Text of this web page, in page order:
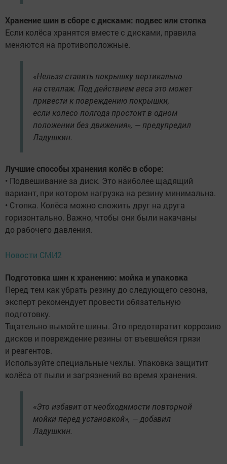
Хранение шин в сборе с дисками: подвес или стопка
Если колёса хранятся вместе с дисками, правила
меняются на противоположные.
«Нельзя ставить покрышку вертикально
на стеллаж. Под действием веса это может
привести к повреждению покрышки,
если колесо полгода простоит в одном
положении без движения», — предупредил
Ладушкин.
Лучшие способы хранения колёс в сборе:
• Подвешивание за диск. Это наиболее щадящий
вариант, при котором нагрузка на резину минимальна.
• Стопка. Колёса можно сложить друг на друга
горизонтально. Важно, чтобы они были накачаны
до рабочего давления.
Новости СМИ2
Подготовка шин к хранению: мойка и упаковка
Перед тем как убрать резину до следующего сезона,
эксперт рекомендует провести обязательную
подготовку.
Тщательно вымойте шины. Это предотвратит коррозию
дисков и повреждение резины от въевшейся грязи
и реагентов.
Используйте специальные чехлы. Упаковка защитит
колёса от пыли и загрязнений во время хранения.
«Это избавит от необходимости повторной
мойки перед установкой», — добавил
Ладушкин.